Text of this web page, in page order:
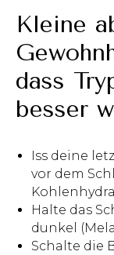
Kleine
dass
besser
Iss deine
vor dem
Halte das
dunkel
Schalte die